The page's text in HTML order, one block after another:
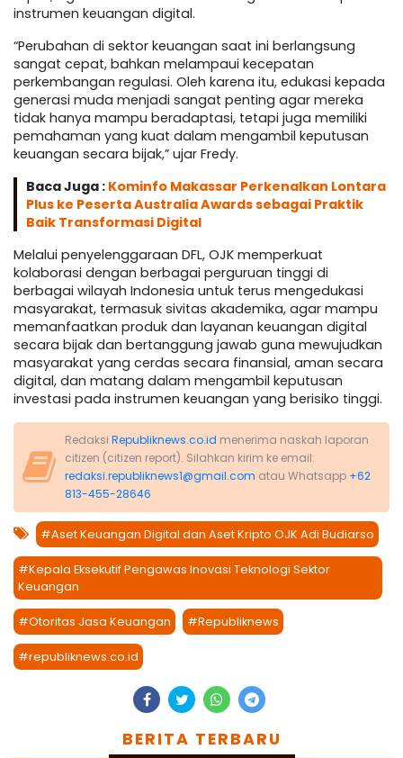
instrumen keuangan digital.
“Perubahan di sektor keuangan saat ini berlangsung
sangat cepat, bahkan melampaui kecepatan
perkembangan regulasi. Oleh karena itu, edukasi kepada
generasi muda menjadi sangat penting agar mereka
tidak hanya mampu beradaptasi, tetapi juga memiliki
pemahaman yang kuat dalam mengambil keputusan
keuangan secara bijak,” ujar Fredy.
Baca Juga : Kominfo Makassar Perkenalkan Lontara
Plus ke Peserta Australia Awards sebagai Praktik
Baik Transformasi Digital
Melalui penyelenggaraan DFL, OJK memperkuat
kolaborasi dengan berbagai perguruan tinggi di
berbagai wilayah Indonesia untuk terus mengedukasi
masyarakat, termasuk sivitas akademika, agar mampu
memanfaatkan produk dan layanan keuangan digital
secara bijak dan bertanggung jawab guna mewujudkan
masyarakat yang cerdas secara finansial, aman secara
digital, dan matang dalam mengambil keputusan
investasi pada instrumen keuangan yang berisiko tinggi.
Redaksi Republiknews.co.id menerima naskah laporan
citizen (citizen report). Silahkan kirim ke email:
redaksi.republiknews1@gmail.com atau Whatsapp +62
813-455-28646
#Aset Keuangan Digital dan Aset Kripto OJK Adi Budiarso
#Kepala Eksekutif Pengawas Inovasi Teknologi Sektor
Keuangan
#Otoritas Jasa Keuangan #Republiknews
#republiknews.co.id
BERITA TERBARU